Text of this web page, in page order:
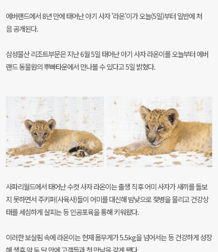
에버랜드에서 8년 만에 태어난 아기 사자 '라온'이가 오늘(5일)부터 일반에 처
음 공개된다.
삼성물산 리조트부문은 지난 6월 5일 태어난 아기 사자 라온이를 오늘부터 에버
랜드 동물원의 뿌빠타운에서 만나볼 수 있다고 5일 밝혔다.
사파리월드에서 태어난 수컷 사자 라온이는 출생 직후 어미 사자가 새끼를 돌보
지 못하면서 주키퍼(사육사)들이 어미를 대신해 밤낮으로 젖병을 물리고 건강상
태를 세심하게 살피는 등 인공포육을 통해 키워왔다.
이러한 보살핌 속에 라온이는 현재 몸무게가 5.5kg을 넘어서는 등 건강하게 성장
해 생후 약 두 달 만에 고객들과 첫 만남을 갖게 됐다.